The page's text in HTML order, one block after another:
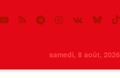
samedi, 8 août, 2026